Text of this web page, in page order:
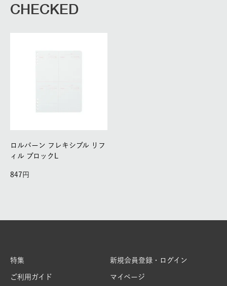
CHECKED
ロルバーン フレキシブル リフ
ィル ブロックL
847
特集
ご利用ガイド
新規会員登録・ログイン
マイページ